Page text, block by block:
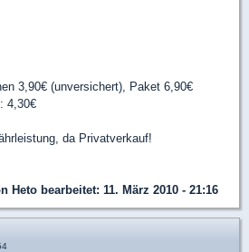
3,90€ (unversichert), Paket 6,90€
4,30€
da Privatverkauf!
Heto bearbeitet: 11. März 2010 - 21:16